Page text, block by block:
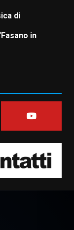
di
in
dal
la “Sagra